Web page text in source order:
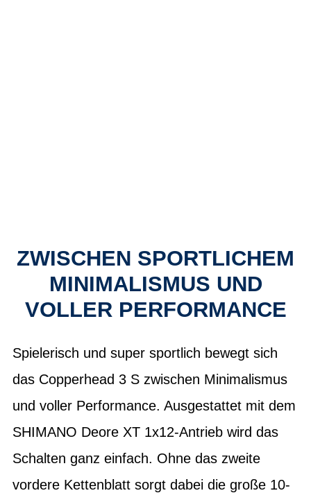
ZWISCHEN SPORTLICHEM
MINIMALISMUS UND
VOLLER PERFORMANCE
Spielerisch und super sportlich bewegt sich
das Copperhead 3 S zwischen Minimalismus
und voller Performance. Ausgestattet mit dem
SHIMANO Deore XT 1x12-Antrieb wird das
Schalten ganz einfach. Ohne das zweite
vordere Kettenblatt sorgt dabei die große 10-